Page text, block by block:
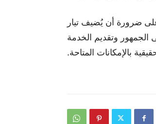
على ضرورة أن يُضيف تيار
الجمهور وتقديم الخدمة
بالإمكانات المتاحة.